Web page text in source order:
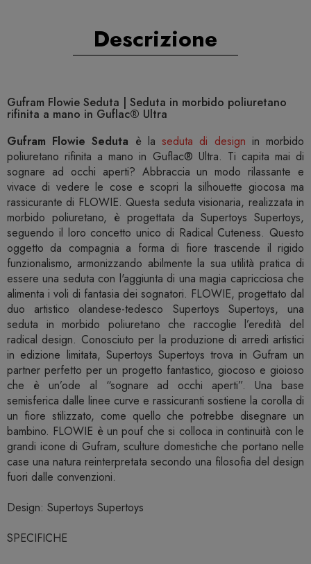
Descrizione
Gufram Flowie Seduta | Seduta in morbido poliuretano
rifinita a mano in Guflac® Ultra
Gufram Flowie Seduta è laseduta di design in morbido
poliuretano rifinita a mano in Guflac® Ultra. Ti capita mai di
sognare ad occhi aperti? Abbraccia un modo rilassante e
vivace di vedere le cose e scopri la silhouette giocosa ma
rassicurante di FLOWIE. Questa seduta visionaria, realizzata in
morbido poliuretano, è progettata da Supertoys Supertoys,
seguendo il loro concetto unico di Radical Cuteness. Questo
oggetto da compagnia a forma di fiore trascende il rigido
funzionalismo, armonizzando abilmente la sua utilità pratica di
essere una seduta con l'aggiunta di una magia capricciosa che
alimenta i voli di fantasia dei sognatori. FLOWIE, progettato dal
duo artistico olandese-tedesco Supertoys Supertoys, una
seduta in morbido poliuretano che raccoglie l’eredità del
radical design. Conosciuto per la produzione di arredi artistici
in edizione limitata, Supertoys Supertoys trova in Gufram un
partner perfetto per un progetto fantastico, giocoso e gioioso
che è un’ode al “sognare ad occhi aperti”. Una base
semisferica dalle linee curve e rassicuranti sostiene la corolla di
un fiore stilizzato, come quello che potrebbe disegnare un
bambino. FLOWIE è un pouf che si colloca in continuità con le
grandi icone di Gufram, sculture domestiche che portano nelle
case una natura reinterpretata secondo una filosofia del design
fuori dalle convenzioni.
Design: Supertoys Supertoys
SPECIFICHE